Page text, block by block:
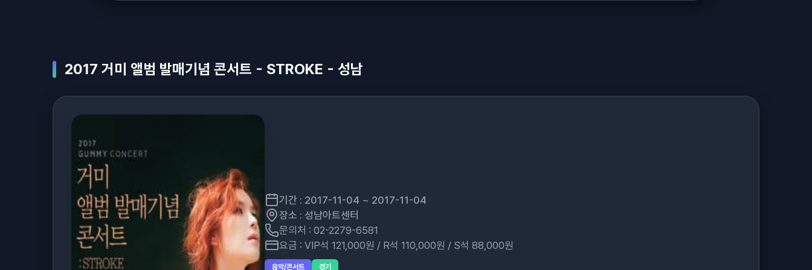
2017 거미 앨범 발매기념 콘서트 - STROKE - 성남
기간 : 2017-11-04 ~ 2017-11-04
장소 : 성남아트센터
문의처 : 02-2279-6581
요금 : VIP석 121,000원 / R석 110,000원 / S석 88,000원
음악/콘서트 경기